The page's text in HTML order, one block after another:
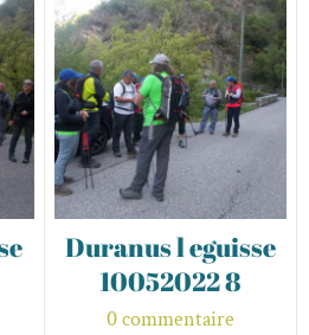
Duranus l eguisse
10052022 8
0 commentaire